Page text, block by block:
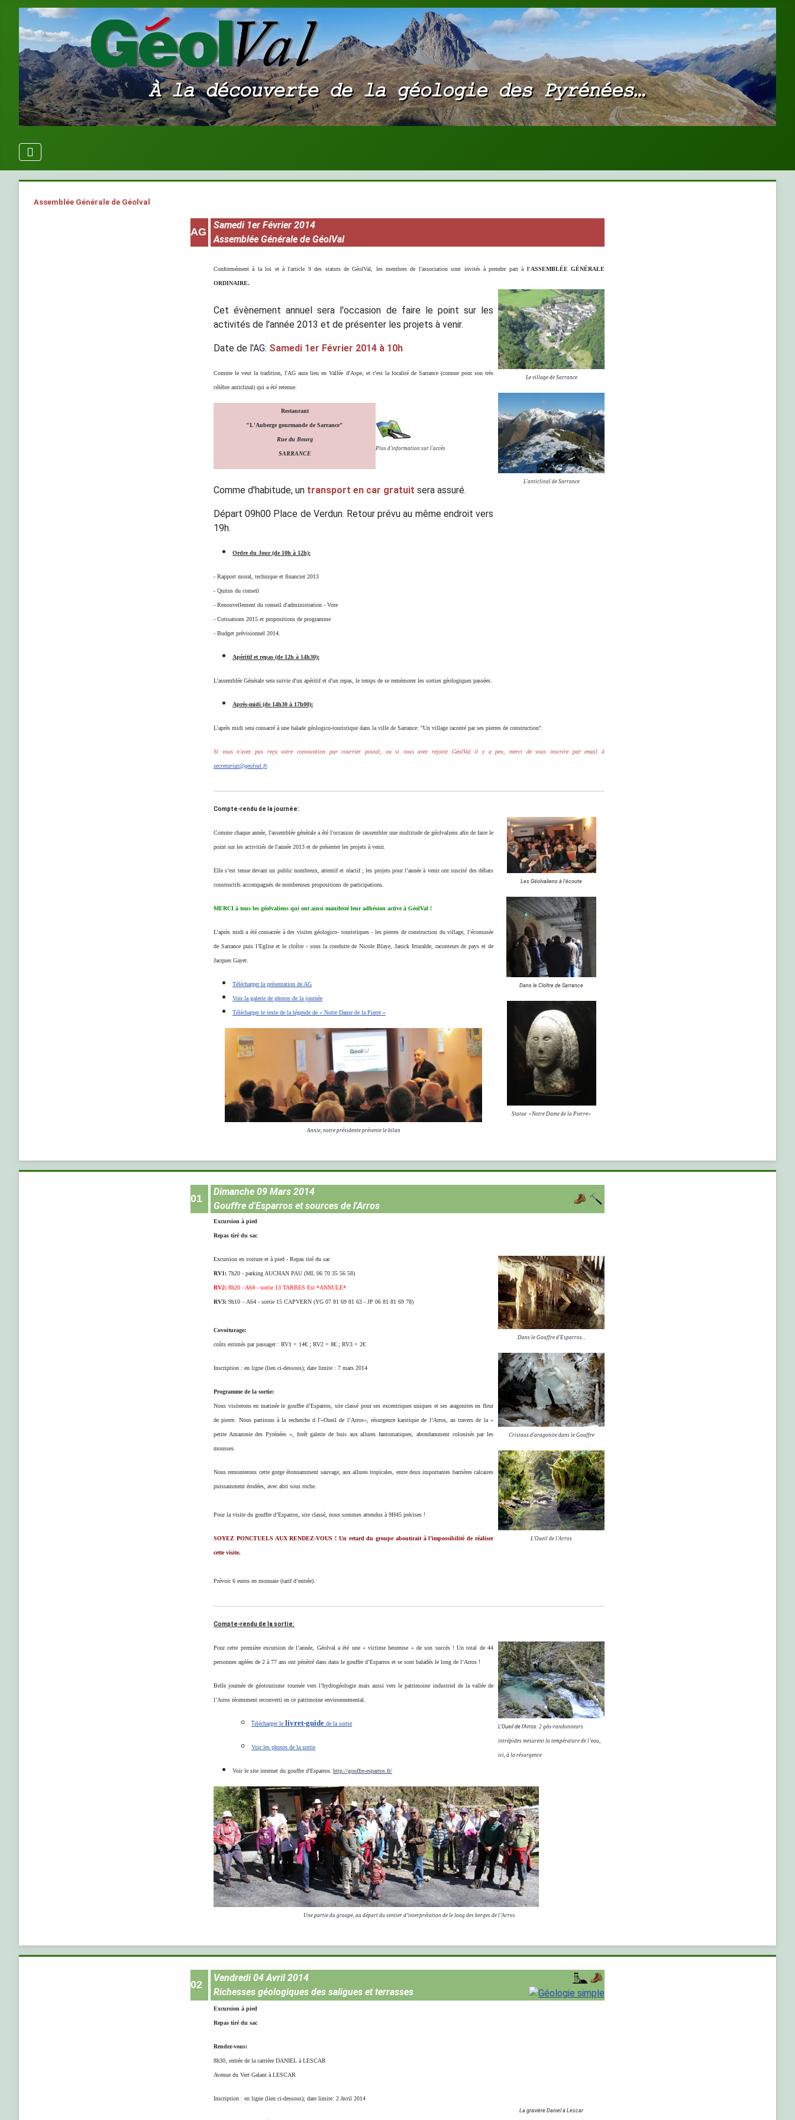
Assemblée Générale de Géolval
AG
Samedi 1er Février 2014
Assemblée Générale de GéolVal
Conformément à la loi et à l'article 9 des statuts de GéolVal, les membres de l'association sont invités à prendre part à l'ASSEMBLÉE GÉNÉRALE
ORDINAIRE.
Cet évènement annuel sera l'occasion de faire le point sur les
activités de l'année 2013 et de présenter les projets à venir.
Date de l'AG: Samedi 1er Février 2014 à 10h
Comme le veut la tradition, l'AG aura lieu en Vallée d'Aspe, et c'est la localité de Sarrance (connue pour son très
célèbre anticlinal) qui a été retenue.
Le village de Sarrance
L'anticlinal de Sarrance
Restaurant
"L'Auberge gourmande de Sarrance"
Rue du Bourg
SARRANCE
Plus d'information sur l'accès
Comme d'habitude, un transport en car gratuit sera assuré.
Départ 09h00 Place de Verdun. Retour prévu au même endroit vers
19h.
Ordre du Jour (de 10h à 12h):
- Rapport moral, technique et financier 2013
- Quitus du conseil
- Renouvellement du conseil d'administration - Vote
- Cotisations 2015 et propositions de programme
- Budget prévisionnel 2014.
Apéritif et repas (de 12h à 14h30):
L'assemblée Générale sera suivie d'un apéritif et d'un repas, le temps de se remémorer les sorties géologiques passées.
Après-midi (de 14h30 à 17h00):
L'après midi sera consacré à une balade géologico-touristique dans la ville de Sarrance: "Un village raconté par ses pierres de construction".
Si vous n'avez pas reçu votre convocation par courrier postal, ou si vous avez rejoint GéolVal il y a peu, merci de vous inscrire par email à
secretariat@geolval.fr.
Compte-rendu de la journée:
Comme chaque année, l'assemblée générale a été l'occasion de rassembler une multitude de géolvaliens afin de faire le
point sur les activitiés de l'année 2013 et de présenter les projets à venir.
Elle s’est tenue devant un public nombreux, attentif et réactif ; les projets pour l’année à venir ont suscité des débats
constructifs accompagnés de nombreuses propositions de participations.
MERCI à tous les géolvaliens qui ont ainsi manifesté leur adhésion active à GéolVal !
L’après midi a été consacrée à des visites géologico- touristiques - les pierres de construction du village, l’écomusée
de Sarrance puis l’Eglise et le cloître - sous la conduite de Nicole Blaye, Janick Itturalde, raconteurs de pays et de
Jacques Gayet.
Télécharger la présentation de AG
Voir la galerie de photos de la journée
Télécharger le texte de la légende de « Notre Dame de la Pierre »
Annie, notre présidente présente le bilan
Les Géolvaliens à l'écoute
Dans le Cloître de Sarrance
Statue «Notre Dame de la Pierre»
01
Dimanche 09 Mars 2014
Gouffre d'Esparros et sources de l'Arros
Excursion à pied
Repas tiré du sac
Excursion en voiture et à pied - Repas tiré du sac
RV1: 7h20 - parking AUCHAN PAU (ML 06 70 35 56 58)
RV2: 8h20 - A64 - sortie 13 TARBES Est *ANNULE*
RV3: 9h10 – A64 - sortie 15 CAPVERN (YG 07 81 69 81 63 - JP 06 81 81 69 78)
Covoiturage:
coûts estimés par passager : RV1 = 14€ ; RV2 = 8€ ; RV3 = 2€
Inscription : en ligne (lien ci-dessous); date limite : 7 mars 2014
Programme de la sortie:
Nous visiterons en matinée le gouffre d’Esparros, site classé pour ses excentriques uniques et ses aragonites en fleur
de pierre. Nous partirons à la recherche d l'«Oueil de l’Arros», résurgence karstique de l’Arros, au travers de la «
petite Amazonie des Pyrénées », forêt galerie de buis aux allures fantomatiques, abondamment colonisés par les
mousses.
Nous remonterons cette gorge étonnamment sauvage, aux allures tropicales, entre deux importantes barrières calcaires
puissamment érodées, avec abri sous roche.
Pour la visite du gouffre d’Esparros, site classé, nous sommes attendus à 9H45 précises !
SOYEZ PONCTUELS AUX RENDEZ-VOUS ! Un retard du groupe aboutirait à l’impossibilité de réaliser
cette visite.
Prévoir 6 euros en monnaie (tarif d’entrée).
Dans le Gouffre d'Esparros...
Cristaux d'aragonite dans le Gouffre
L'Oueil de l'Arros
Compte-rendu de la sortie:
Pour cette première excursion de l’année, Géolval a été une « victime heureuse » de son succès ! Un total de 44
personnes agéées de 2 à 77 ans ont pénétré dans dans le gouffre d’Esparros et se sont baladés le long de l’Arros !
Belle journée de géotourisme tournée vers l’hydrogéologie mais aussi vers le patrimoine industriel de la vallée de
l’Arros récemment reconverti en ce patrimoine environnemental.
Télécharger le livret-guide de la sortie
Voir les photos de la sortie
Voir le site internet du gouffre d'Esparros: http://gouffre-esparros.fr/
L’Oueil de l’Arros: 2 géo-randonneurs
intrépides mesurent la température de l’eau,
ici, à la résurgence
Une partie du groupe, au départ du sentier d’interprétation de le long des berges de l’Arros
02
Vendredi 04 Avril 2014
Richesses géologiques des saligues et terrasses
Excursion à pied
Repas tiré du sac
Rendez-vous:
8h30, entrée de la carrière DANIEL à LESCAR
Avenue du Vert Galant à LESCAR
Inscription : en ligne (lien ci-dessous); date limite: 2 Avril 2014
La gravière Daniel à Lescar